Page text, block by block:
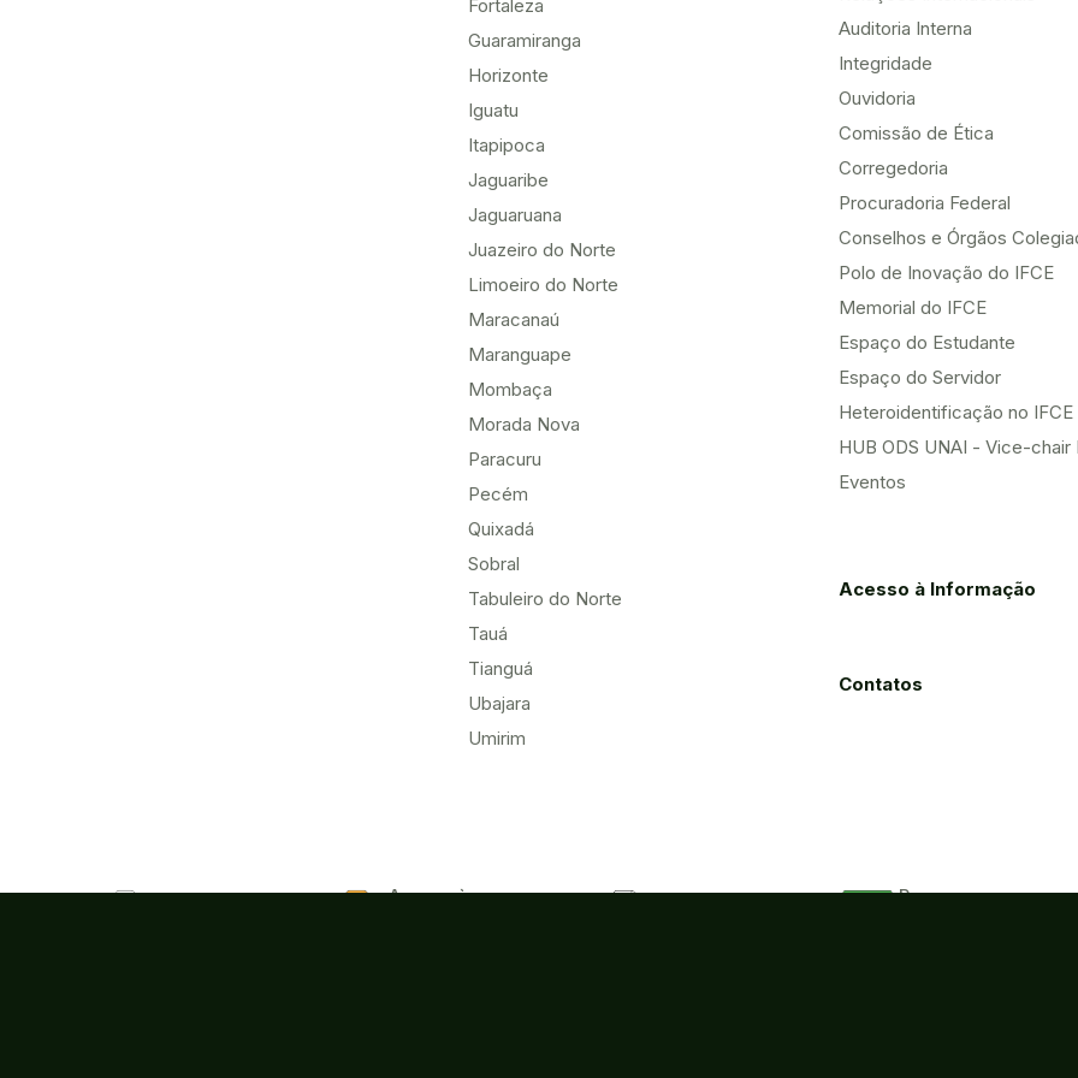
Fortaleza
Guaramiranga
Horizonte
Iguatu
Itapipoca
Jaguaribe
Jaguaruana
Juazeiro do Norte
Limoeiro do Norte
Maracanaú
Maranguape
Mombaça
Morada Nova
Paracuru
Pecém
Quixadá
Sobral
Tabuleiro do Norte
Tauá
Tianguá
Ubajara
Umirim
Auditoria Interna
Integridade
Ouvidoria
Comissão de Ética
Corregedoria
Procuradoria Federal
Conselhos e Órgãos
Polo de Inovação do IFCE
Memorial do IFCE
Espaço do Estudante
Espaço do Servidor
Heteroidentificação no IFCE
HUB ODS UNAI - Vice-chair
Eventos
Acesso à Informação
Contatos
Acesso à
Processos